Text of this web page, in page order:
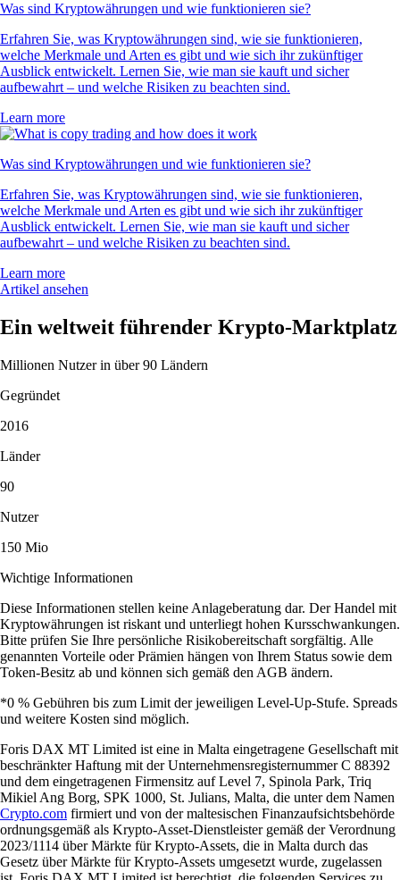
Was sind Kryptowährungen und wie funktionieren sie?
Erfahren Sie, was Kryptowährungen sind, wie sie funktionieren,
welche Merkmale und Arten es gibt und wie sich ihr zukünftiger
Ausblick entwickelt. Lernen Sie, wie man sie kauft und sicher
aufbewahrt – und welche Risiken zu beachten sind.
Learn more
Was sind Kryptowährungen und wie funktionieren sie?
Erfahren Sie, was Kryptowährungen sind, wie sie funktionieren,
welche Merkmale und Arten es gibt und wie sich ihr zukünftiger
Ausblick entwickelt. Lernen Sie, wie man sie kauft und sicher
aufbewahrt – und welche Risiken zu beachten sind.
Learn more
Artikel ansehen
Ein weltweit führender Krypto-Marktplatz
Millionen Nutzer in über 90 Ländern
Gegründet
2016
Länder
90
Nutzer
150 Mio
Wichtige Informationen
Diese Informationen stellen keine Anlageberatung dar. Der Handel mit
Kryptowährungen ist riskant und unterliegt hohen Kursschwankungen.
Bitte prüfen Sie Ihre persönliche Risikobereitschaft sorgfältig. Alle
genannten Vorteile oder Prämien hängen von Ihrem Status sowie dem
Token-Besitz ab und können sich gemäß den AGB ändern.
*0 % Gebühren bis zum Limit der jeweiligen Level-Up-Stufe. Spreads
und weitere Kosten sind möglich.
Foris DAX MT Limited ist eine in Malta eingetragene Gesellschaft mit
beschränkter Haftung mit der Unternehmensregisternummer C 88392
und dem eingetragenen Firmensitz auf Level 7, Spinola Park, Triq
Mikiel Ang Borg, SPK 1000, St. Julians, Malta, die unter dem Namen
Crypto.com firmiert und von der maltesischen Finanzaufsichtsbehörde
ordnungsgemäß als Krypto-Asset-Dienstleister gemäß der Verordnung
2023/1114 über Märkte für Krypto-Assets, die in Malta durch das
Gesetz über Märkte für Krypto-Assets umgesetzt wurde, zugelassen